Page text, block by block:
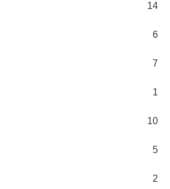
14
6
7
1
10
5
2